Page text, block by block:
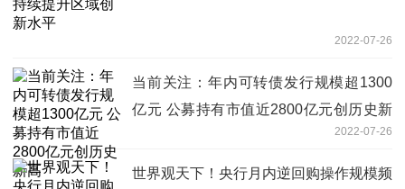
2022-07-26
当前关注：年内可转债发行规模超1300
亿元 公募持有市值近2800亿元创历史新
2022-07-26
世界观天下！央行月内逆回购操作规模频